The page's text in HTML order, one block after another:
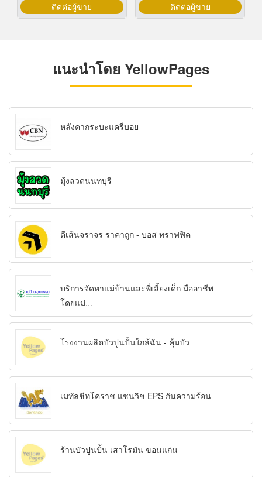
ติดต่อผู้ขาย ติดต่อผู้ขาย
แนะนำโดย YellowPages
หลังคากระบะแครี่บอย
มุ้งลวดนนทบุรี
ตีเส้นจราจร ราคาถูก - บอส ทราฟฟิค
บริการจัดหาแม่บ้านและพี่เลี้ยงเด็ก มืออาชีพ
โดยแม่...
โรงงานผลิตบัวปูนปั้นใกล้ฉัน - คุ้มบัว
เมทัลชีทโคราช แซนวิช EPS กันความร้อน
ร้านบัวปูนปั้น เสาโรมัน ขอนแก่น